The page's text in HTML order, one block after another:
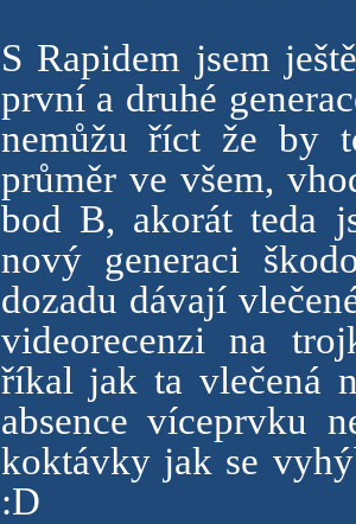
S Rapidem jsem
první a druhé
nemůžu říct že by
průměr ve všem,
bod B, akorát teda
nový generaci
dozadu dávají
videorecenzi na
říkal jak ta vlečená
absence víceprvku
koktávky jak se
:D